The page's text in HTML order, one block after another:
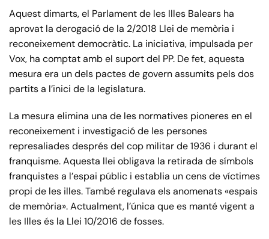
Aquest dimarts, el Parlament de les Illes Balears ha
aprovat la derogació de la 2/2018 Llei de memòria i
reconeixement democràtic. La iniciativa, impulsada per
Vox, ha comptat amb el suport del PP. De fet, aquesta
mesura era un dels pactes de govern assumits pels dos
partits a l’inici de la legislatura.
La mesura elimina una de les normatives pioneres en el
reconeixement i investigació de les persones
represaliades després del cop militar de 1936 i durant el
franquisme. Aquesta llei obligava la retirada de símbols
franquistes a l’espai públic i establia un cens de víctimes
propi de les illes. També regulava els anomenats «espais
de memòria». Actualment, l’única que es manté vigent a
les Illes és la Llei 10/2016 de fosses.